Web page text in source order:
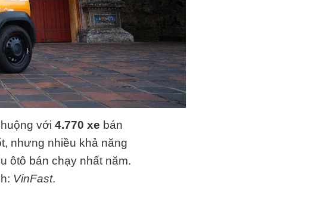
với 4.770 xe bán
nhưng nhiều khả năng
ôtô bán chạy nhất năm.
VinFast.